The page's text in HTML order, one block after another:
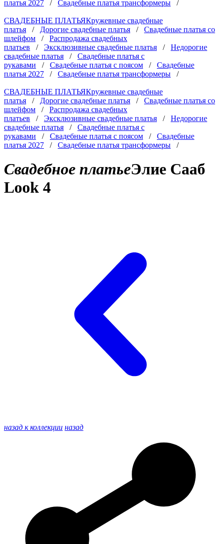
платья 2027 / Свадебные платья трансформеры /
СВАДЕБНЫЕ ПЛАТЬЯКружевные свадебные
платья / Дорогие свадебные платья / Свадебные платья со
шлейфом / Распродажа свадебных
платьев / Эксклюзивные свадебные платья / Недорогие
свадебные платья / Свадебные платья с
рукавами / Свадебные платья с поясом / Свадебные
платья 2027 / Свадебные платья трансформеры /
СВАДЕБНЫЕ ПЛАТЬЯКружевные свадебные
платья / Дорогие свадебные платья / Свадебные платья со
шлейфом / Распродажа свадебных
платьев / Эксклюзивные свадебные платья / Недорогие
свадебные платья / Свадебные платья с
рукавами / Свадебные платья с поясом / Свадебные
платья 2027 / Свадебные платья трансформеры /
Свадебное платьеЭлие Сааб
Look 4
назад к коллекции назад